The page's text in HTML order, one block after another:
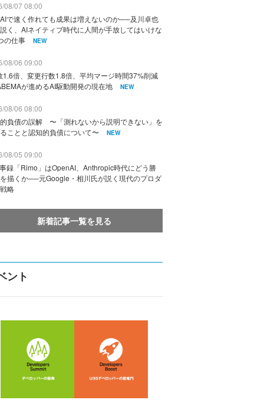
08/07 08:00
で速く作れても成果は増えないのか──及川卓也
く、AIネイティブ時代に人間が手放してはいけな
の仕事
NEW
08/06 09:00
1.6倍、変更行数1.8倍、平均マージ時間37%削減
が進めるAI駆動開発の現在地
NEW
08/06 08:00
負債の誤解 〜「測れないから説明できない」を
ことと認知的負債について〜
NEW
08/05 09:00
録「Rimo」はOpenAI、Anthropic時代にどう勝
描くか──元Google・相川氏が説く現代のプロダ
略
新着記事一覧を見る
ント